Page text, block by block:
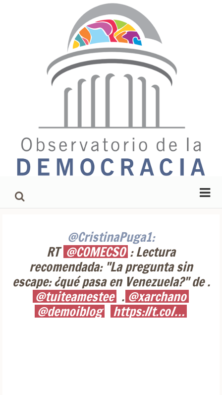
@CristinaPuga1:
RT @COMECSO : Lectura
recomendada: "La pregunta sin
escape: ¿qué pasa en Venezuela?" de .
@tuiteamestee . @xarchano
@demoiblog
https://t.co/…